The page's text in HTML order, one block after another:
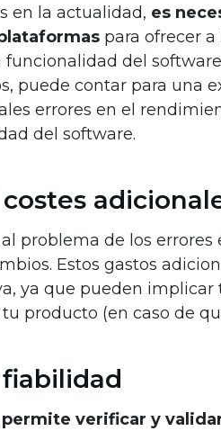
en la actualidad, es
para ofrecer
funcionalidad del
puede contar para una
errores en el
del software.
problema de los
Estos gastos
ya que pueden
producto (en caso de
verificar y